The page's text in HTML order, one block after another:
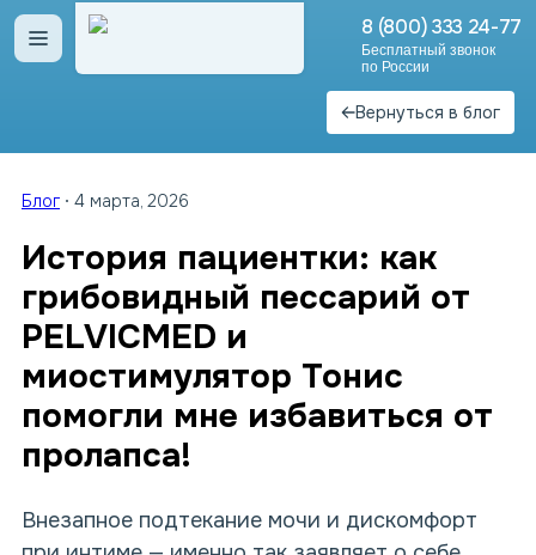
Открыть меню
8 (800) 333 24-77
Бесплатный звонок
по России
Вернуться в блог
Блог 4 марта, 2026
История пациентки: как
грибовидный пессарий от
PELVICMED и
миостимулятор Тонис
помогли мне избавиться от
пролапса!
Внезапное подтекание мочи и дискомфорт